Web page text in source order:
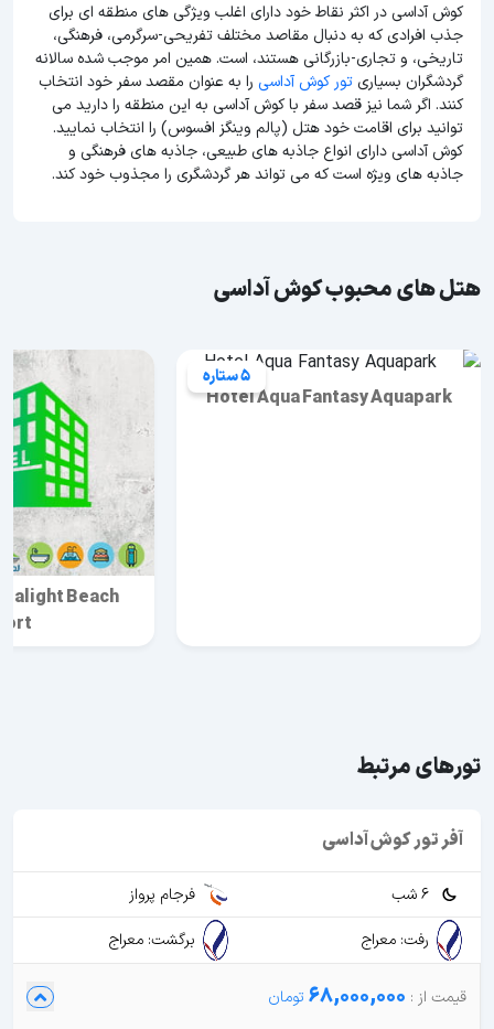
کوش آداسی در اکثر نقاط خود دارای اغلب ویژگی های منطقه ای برای
جذب افرادی که به دنبال مقاصد مختلف تفریحی-سرگرمی، فرهنگی،
تاریخی، و تجاری-بازرگانی هستند، است. همین امر موجب شده سالانه
گردشگران بسیاریتور کوش آداسی را به عنوان مقصد سفر خود انتخاب
کنند. اگر شما نیز قصد سفر با کوش آداسی به این منطقه را دارید می
توانید برای اقامت خود هتل (پالم وینگز افسوس) را انتخاب نمایید.
کوش آداسی دارای انواع جاذبه های طبیعی، جاذبه های فرهنگی و
جاذبه های ویژه است که می تواند هر گردشگری را مجذوب خود کند.
هتل های محبوب کوش آداسی
5 ستاره
Hotel Aqua Fantasy Aquapark
Beach
تورهای مرتبط
آفر تور کوش آداسی
6 شب
فرجام پرواز
رفت: معراج
برگشت: معراج
68,000,000